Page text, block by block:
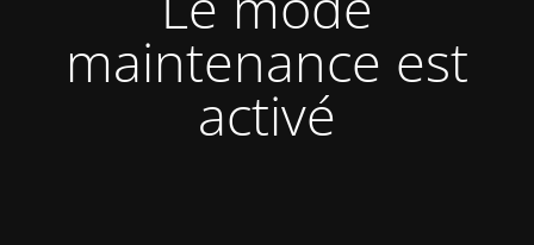
maintenance est
activé